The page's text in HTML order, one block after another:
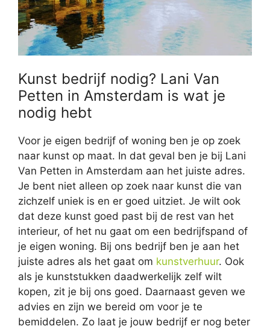
Kunst bedrijf nodig? Lani Van
Petten in Amsterdam is wat je
nodig hebt
Voor je eigen bedrijf of woning ben je op zoek
naar kunst op maat. In dat geval ben je bij Lani
Van Petten in Amsterdam aan het juiste adres.
Je bent niet alleen op zoek naar kunst die van
zichzelf uniek is en er goed uitziet. Je wilt ook
dat deze kunst goed past bij de rest van het
interieur, of het nu gaat om een bedrijfspand of
je eigen woning. Bij ons bedrijf ben je aan het
juiste adres als het gaat om kunstverhuur. Ook
als je kunststukken daadwerkelijk zelf wilt
kopen, zit je bij ons goed. Daarnaast geven we
advies en zijn we bereid om voor je te
bemiddelen. Zo laat je jouw bedrijf er nog beter